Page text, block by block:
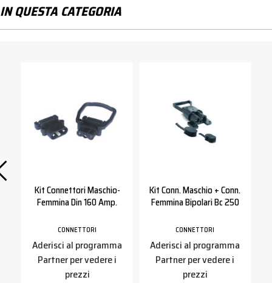
IN QUESTA CATEGORIA
Kit Connettori Maschio-
Femmina Din 160 Amp.
CONNETTORI
Aderisci al programma
Partner per vedere i
prezzi
Kit Conn. Maschio + Conn.
Femmina Bipolari Bc 250
CONNETTORI
Aderisci al programma
Partner per vedere i
prezzi